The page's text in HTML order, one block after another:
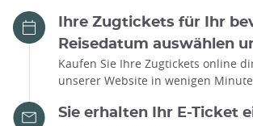
Ihre Zugtickets für Ihr
Reisedatum auswählen
Kaufen Sie Ihre Zugtickets online
unserer Website in wenigen
Sie erhalten Ihr E-Ticket